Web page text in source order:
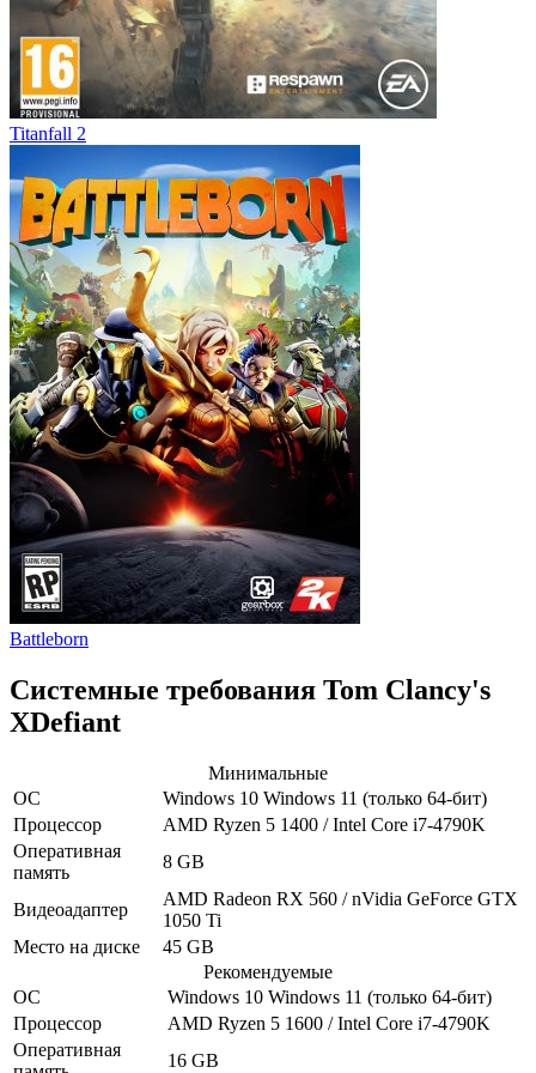
Titanfall 2
Battleborn
Системные требования Tom Clancy's
XDefiant
Минимальные
ОС
Windows 10 Windows 11 (только 64-бит)
Процессор
AMD Ryzen 5 1400 / Intel Core i7-4790K
Оперативная
память
8 GB
Видеоадаптер
AMD Radeon RX 560 / nVidia GeForce GTX
1050 Ti
Место на диске
45 GB
Рекомендуемые
ОС
Windows 10 Windows 11 (только 64-бит)
Процессор
AMD Ryzen 5 1600 / Intel Core i7-4790K
Оперативная
16 GB